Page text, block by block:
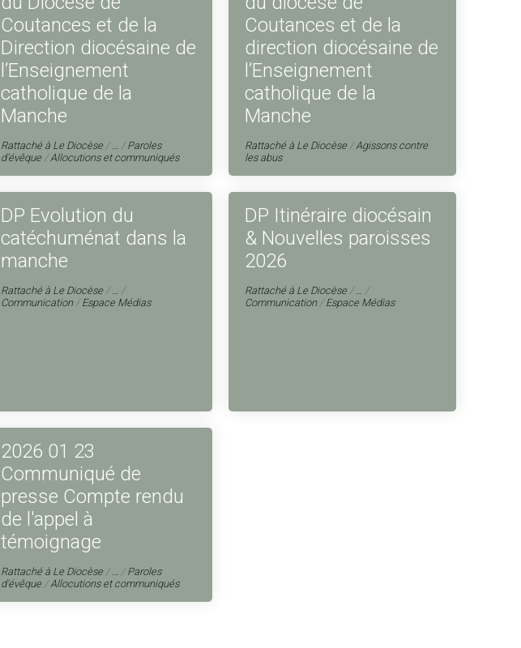
Coutances et de la
Direction diocésaine de
l’Enseignement
catholique de la
Manche
Rattaché à Le Diocèse /… /Paroles
d'évêque /Allocutions et communiqués
Coutances et de la
direction diocésaine de
l’Enseignement
catholique de la
Manche
Rattaché à Le Diocèse /Agissons contre
les abus
DP Evolution du
catéchuménat dans la
manche
Rattaché à Le Diocèse /… /
Communication /Espace Médias
DP Itinéraire diocésain
& Nouvelles paroisses
2026
Rattaché à Le Diocèse /… /
Communication /Espace Médias
2026 01 23
Communiqué de
presse Compte rendu
de l'appel à
témoignage
Rattaché à Le Diocèse /… /Paroles
d'évêque /Allocutions et communiqués